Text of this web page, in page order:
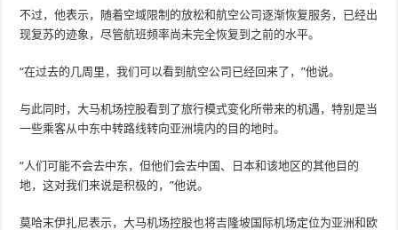
不过，他表示，随着空域限制的放松和航空公司逐渐恢复服务，已经出
现复苏的迹象，尽管航班频率尚未完全恢复到之前的水平。
“在过去的几周里，我们可以看到航空公司已经回来了，”他说。
与此同时，大马机场控股看到了旅行模式变化所带来的机遇，特别是当
一些乘客从中东中转路线转向亚洲境内的目的地时。
“人们可能不会去中东，但他们会去中国、日本和该地区的其他目的
地，这对我们来说是积极的，”他说。
莫哈末伊扎尼表示，大马机场控股也将吉隆坡国际机场定位为亚洲和欧